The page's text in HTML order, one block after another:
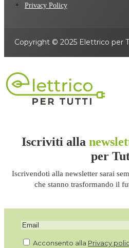
Privacy Policy
Copyright © 2025 Elettrico per
Iscriviti alla
per
Iscrivendoti alla newsletter sarai
che stanno trasformando il
Acconsento alla Privacy